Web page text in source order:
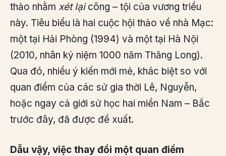
thảo nhằm xét lạicông – tội của vương triều
này. Tiêu biểu là hai cuộc hội thảo về nhà Mạc:
một tại Hải Phòng (1994) và một tại Hà Nội
(2010, nhân kỷ niệm 1000 năm Thăng Long).
Qua đó, nhiều ý kiến mới mẻ, khác biệt so với
quan điểm của các sử gia thời Lê, Nguyễn,
hoặc ngay cả giới sử học hai miền Nam – Bắc
trước đây, đã được đề xuất.
Dẫu vậy, việc thay đổi một quan điểm